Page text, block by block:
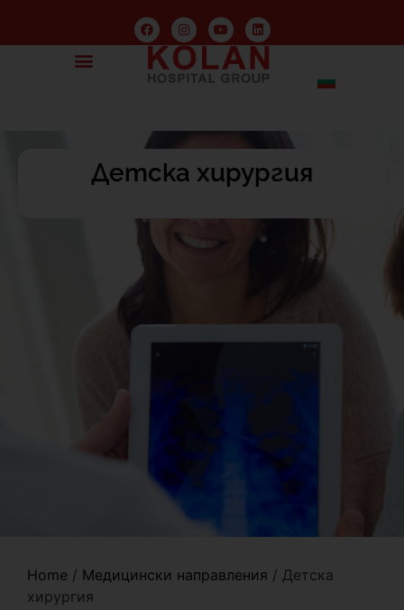
Детска хирургия
Home / Медицински направления / Детска
хирургия